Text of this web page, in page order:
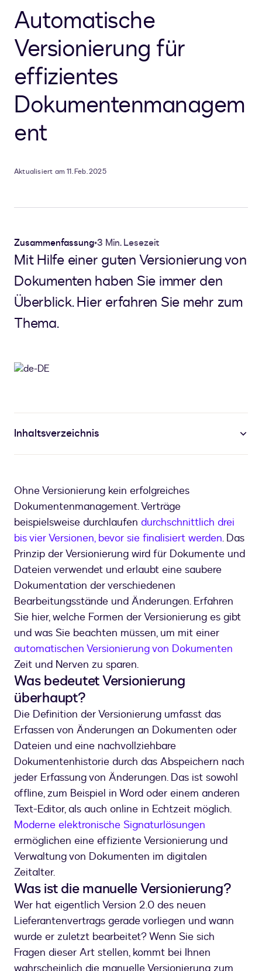
Automatische
Versionierung für
effizientes
Dokumentenmanagem
ent
Aktualisiert am 11. Feb. 2025
Zusammenfassung•3 Min. Lesezeit
Mit Hilfe einer guten Versionierung von
Dokumenten haben Sie immer den
Überblick. Hier erfahren Sie mehr zum
Thema.
Inhaltsverzeichnis
Ohne Versionierung kein erfolgreiches
Dokumentenmanagement. Verträge
beispielsweise durchlaufen durchschnittlich drei
bis vier Versionen, bevor sie finalisiert werden. Das
Prinzip der Versionierung wird für Dokumente und
Dateien verwendet und erlaubt eine saubere
Dokumentation der verschiedenen
Bearbeitungsstände und Änderungen. Erfahren
Sie hier, welche Formen der Versionierung es gibt
und was Sie beachten müssen, um mit einer
automatischen Versionierung von Dokumenten
Zeit und Nerven zu sparen.
Was bedeutet Versionierung
überhaupt?
Die Definition der Versionierung umfasst das
Erfassen von Änderungen an Dokumenten oder
Dateien und eine nachvollziehbare
Dokumentenhistorie durch das Abspeichern nach
jeder Erfassung von Änderungen. Das ist sowohl
offline, zum Beispiel in Word oder einem anderen
Text-Editor, als auch online in Echtzeit möglich.
Moderne elektronische Signaturlösungen
ermöglichen eine effiziente Versionierung und
Verwaltung von Dokumenten im digitalen
Zeitalter.
Was ist die manuelle Versionierung?
Wer hat eigentlich Version 2.0 des neuen
Lieferantenvertrags gerade vorliegen und wann
wurde er zuletzt bearbeitet? Wenn Sie sich
Fragen dieser Art stellen, kommt bei Ihnen